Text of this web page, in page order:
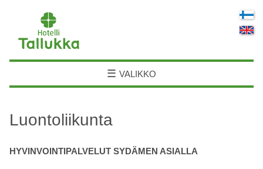
☰ VALIKKO
Luontoliikunta
HYVINVOINTIPALVELUT SYDÄMEN ASIALLA